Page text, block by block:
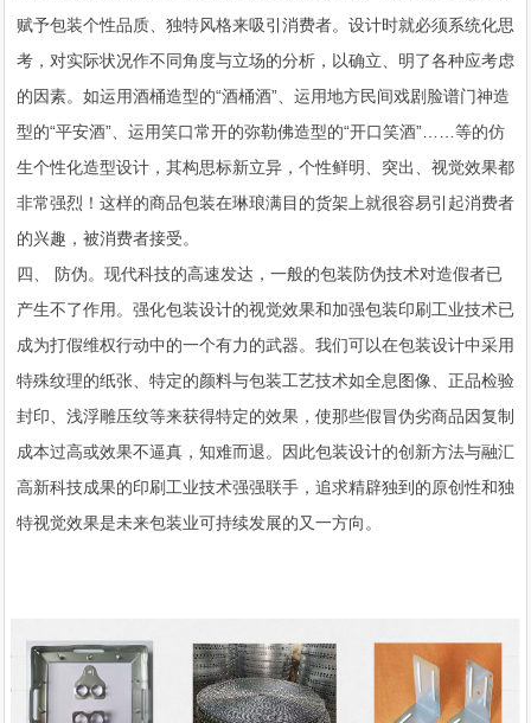
赋予包装个性品质、独特风格来吸引消费者。设计时就必须系统化思
考，对实际状况作不同角度与立场的分析，以确立、明了各种应考虑
的因素。如运用酒桶造型的“酒桶酒”、运用地方民间戏剧脸谱门神造
型的“平安酒”、运用笑口常开的弥勒佛造型的“开口笑酒”……等的仿
生个性化造型设计，其构思标新立异，个性鲜明、突出、视觉效果都
非常强烈！这样的商品包装在琳琅满目的货架上就很容易引起消费者
的兴趣，被消费者接受。
四、 防伪。现代科技的高速发达，一般的包装防伪技术对造假者已
产生不了作用。强化包装设计的视觉效果和加强包装印刷工业技术已
成为打假维权行动中的一个有力的武器。我们可以在包装设计中采用
特殊纹理的纸张、特定的颜料与包装工艺技术如全息图像、正品检验
封印、浅浮雕压纹等来获得特定的效果，使那些假冒伪劣商品因复制
成本过高或效果不逼真，知难而退。因此包装设计的创新方法与融汇
高新科技成果的印刷工业技术强强联手，追求精辟独到的原创性和独
特视觉效果是未来包装业可持续发展的又一方向。